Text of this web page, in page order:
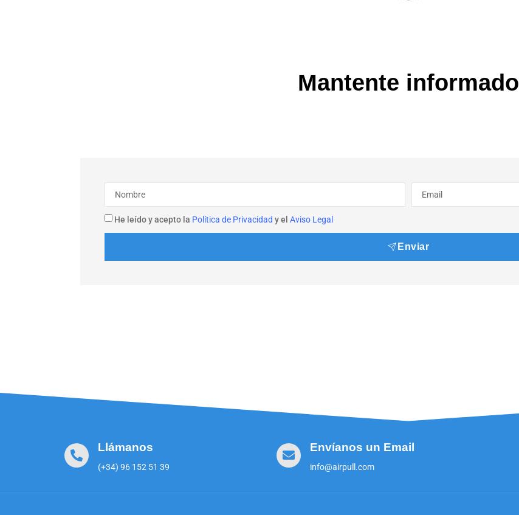
Mantente informado
He leído y acepto la Política de Privacidad y el Aviso Legal
Enviar
Llámanos
(+34) 96 152 51 39
Envíanos un Email
info@airpull.com